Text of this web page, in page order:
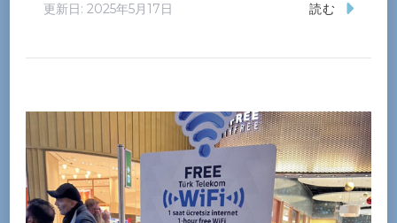
更新日: 2025年5月17日 読む